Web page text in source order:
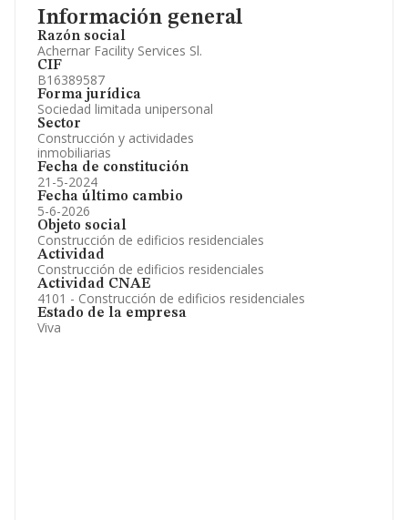
Información general
Razón social
Achernar Facility Services Sl.
CIF
B16389587
Forma jurídica
Sociedad limitada unipersonal
Sector
Construcción y actividades
inmobiliarias
Fecha de constitución
21-5-2024
Fecha último cambio
5-6-2026
Objeto social
Construcción de edificios residenciales
Actividad
Construcción de edificios residenciales
Actividad CNAE
4101 - Construcción de edificios residenciales
Estado de la empresa
Viva
Información oficial y registral complementaria.